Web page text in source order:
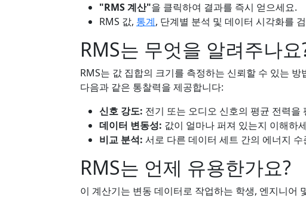
"RMS 계산"을 클릭하여 결과를 즉시 얻으세요.
RMS 값, 통계, 단계별 분석 및 데이터 시각화를
RMS는 무엇을 알려주나요
RMS는 값 집합의 크기를 측정하는 신뢰할 수 있는
다음과 같은 통찰력을 제공합니다:
신호 강도: 전기 또는 오디오 신호의 평균 전력을
데이터 변동성: 값이 얼마나 퍼져 있는지 이해하
비교 분석: 서로 다른 데이터 세트 간의 에너지
RMS는 언제 유용한가요?
이 계산기는 변동 데이터로 작업하는 학생, 엔지니어